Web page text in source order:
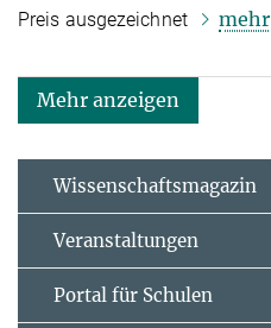
Preis ausgezeichnet
mehr
Mehr anzeigen
Wissenschaftsmagazin
Veranstaltungen
Portal für Schulen